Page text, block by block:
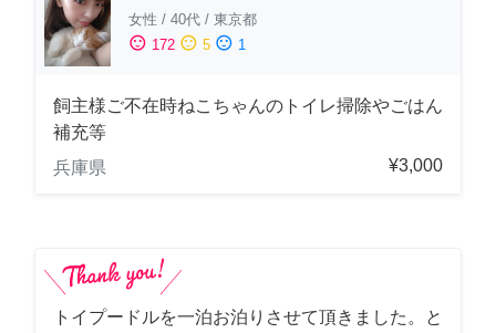
女性 / 40代 / 東京都
sentiment_satisfied 172 sentiment_neutral 5 sentiment_dissatisfied 1
飼主様ご不在時ねこちゃんのトイレ掃除やごはん
補充等
兵庫県
¥3,000
トイプードルを一泊お泊りさせて頂きました。と